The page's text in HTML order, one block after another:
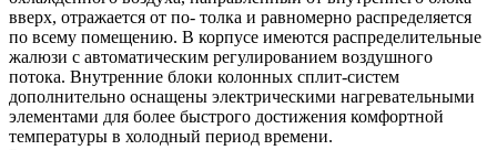
вверх, отражается от по- толка и равномерно распределяется
по всему помещению. В корпусе имеются распределительные
жалюзи с автоматическим регулированием воздушного
потока. Внутренние блоки колонных сплит-систем
дополнительно оснащены электрическими нагревательными
элементами для более быстрого достижения комфортной
температуры в холодный период времени.